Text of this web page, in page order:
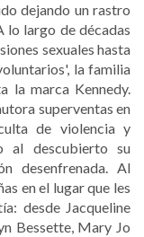
dejando un rastro
lo largo de décadas
sexuales hasta
la familia
la marca Kennedy.
superventas en
de violencia y
al descubierto su
desenfrenada. Al
en el lugar que les
desde Jacqueline
Bessette, Mary Jo